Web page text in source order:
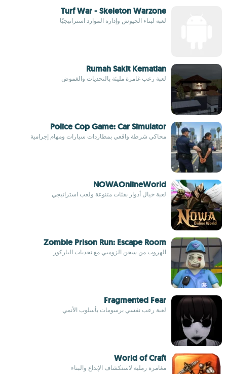
Turf War - Skeleton Warzone
لعبة لبناء الجيوش وإدارة الموارد استراتيجيًا
Rumah Sakit Kematian
لعبة رعب غامرة مليئة بالتحديات والغموض
Police Cop Game: Car Simulator
محاكي شرطة واقعي بمطاردات سيارات ومهام إجرامية
NOWAOnlineWorld
لعبة خيال أدوار بفئات متنوعة ولعب استراتيجي
Zombie Prison Run: Escape Room
الهروب من سجن الزومبي مع تحديات الباركور
Fragmented Fear
لعبة رعب نفسي برسومات بأسلوب الأنمي
World of Craft
مغامرة رملية لاستكشاف الإبداع والبناء